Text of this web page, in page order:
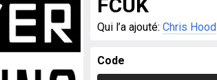
FCUK
Qui l’a ajouté: Chris Hood
Code